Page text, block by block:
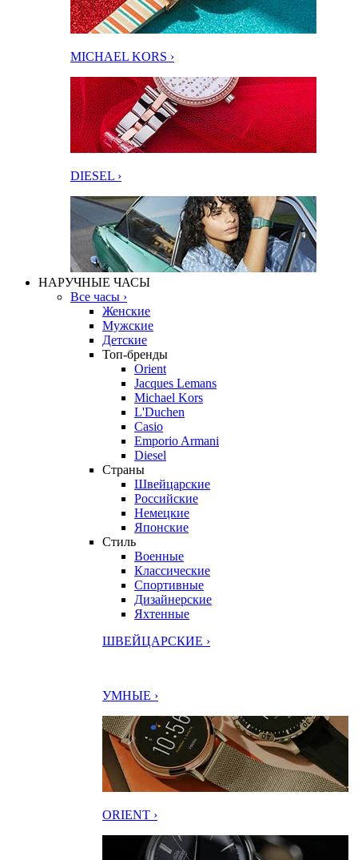
MICHAEL KORS ›
DIESEL ›
НАРУЧНЫЕ ЧАСЫ
Все часы ›
Женские
Мужские
Детские
Топ-бренды
Orient
Jacques Lemans
Michael Kors
L'Duchen
Casio
Emporio Armani
Diesel
Страны
Швейцарские
Российские
Немецкие
Японские
Стиль
Военные
Классические
Спортивные
Дизайнерские
Яхтенные
ШВЕЙЦАРСКИЕ ›
УМНЫЕ ›
ORIENT ›